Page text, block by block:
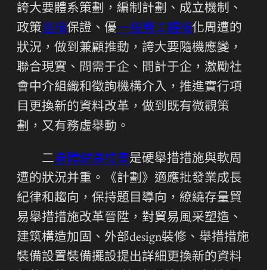
誇大要體系策劃，編制計劃、成立機制、
政策巡檢保證、優一般勞工體檢化周遭的
狀況，做到兼顧推動，誇大要隨機應變，
聯合現實、問需于企、問計于企，激勵社
會中介組織和徵詢機構介入，推進實行項
目更換新的資料改革，做到既有微觀策
劃，又有務虛舉動。
二身體健康檢查是硬舉措措施與軟周
遭的狀況并重。《計劃》適應批發業成長
紀律和趨向，保持題目導向，繚繞存量貿
易舉措措施改革晉陞，對貿易風采塑造、
建筑構造加固、外部design裝修、舉措措施
裝備設置裝備擺設提出詳細更換新的資料